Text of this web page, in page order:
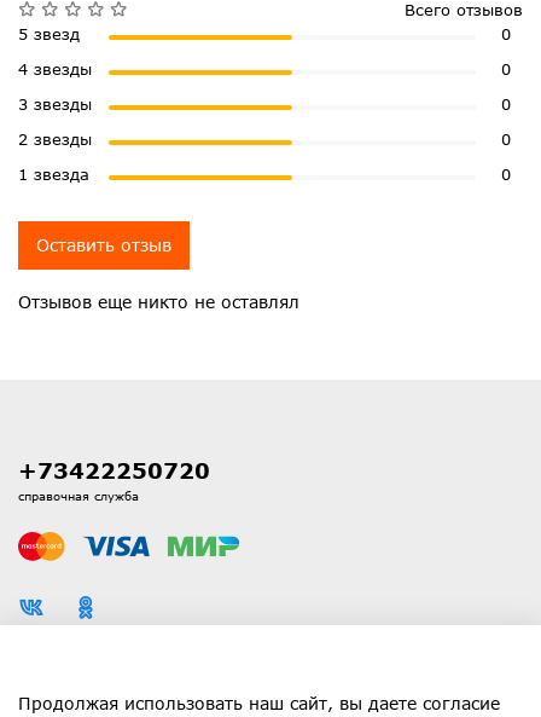
Отзывов еще никто не оставлял
Всего отзывов
5 звезд
0
4 звезды
0
3 звезды
0
2 звезды
0
1 звезда
0
Оставить отзыв
Каталог
+73422250720
справочная служба
Продолжая использовать наш сайт, вы даете согласие